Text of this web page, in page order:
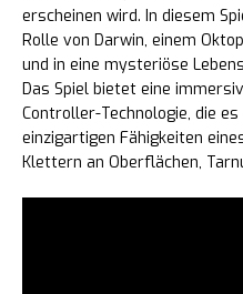
erscheinen wird. In diesem
Rolle von Darwin, einem
und in eine mysteriöse
Das Spiel bietet eine
Controller-Technologie, die
einzigartigen Fähigkeiten
Klettern an Oberflächen,